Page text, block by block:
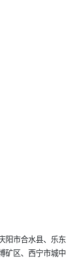
阳市合水县、乐东
矿区、西宁市城中